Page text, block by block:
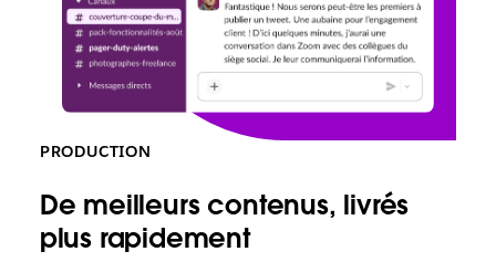
PRODUCTION
De meilleurs contenus, livrés
plus rapidement